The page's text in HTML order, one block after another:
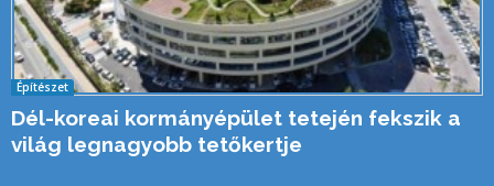
Építészet
Dél-koreai kormányépület tetején fekszik a
világ legnagyobb tetőkertje